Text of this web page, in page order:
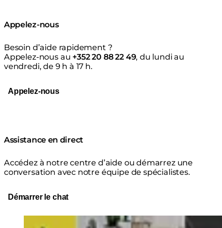
Appelez-nous
Besoin d’aide rapidement ?
Appelez-nous au +352 20 88 22 49, du lundi au
vendredi, de 9 h à 17 h.
Appelez-nous
Assistance en direct
Accédez à notre centre d’aide ou démarrez une
conversation avec notre équipe de spécialistes.
Démarrer le chat
Loading image...